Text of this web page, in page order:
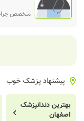
متخصص
پیشنهاد پزشک خوب
بهترین دندانپزشک
اصفهان